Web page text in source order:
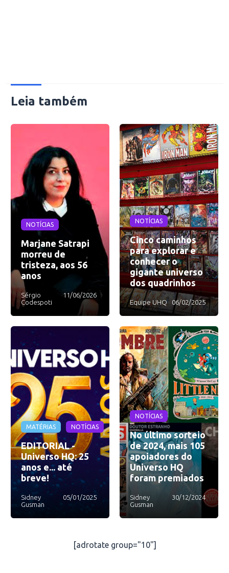
Leia também
NOTÍCIAS
Marjane Satrapi
morreu de
tristeza, aos 56
anos
Sérgio
Codespoti
11/06/2026
NOTÍCIAS
Cinco caminhos
para explorar e
conhecer o
gigante universo
dos quadrinhos
Equipe UHQ 06/02/2025
MATÉRIAS NOTÍCIAS
EDITORIAL -
Universo HQ: 25
anos e... até
breve!
Sidney
Gusman
05/01/2025
NOTÍCIAS
No último sorteio
de 2024, mais 105
apoiadores do
Universo HQ
foram premiados
Sidney
Gusman
30/12/2024
[adrotate group="10"]